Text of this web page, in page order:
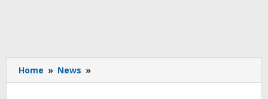
Home » News »
ini